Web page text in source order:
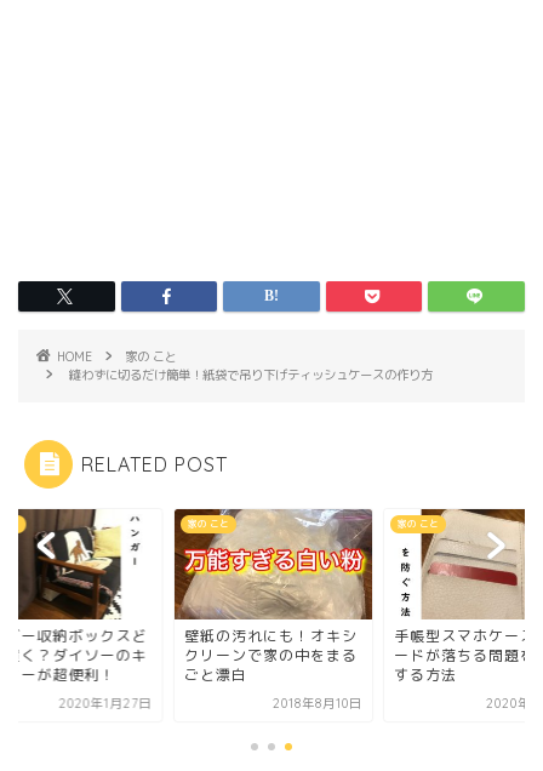
HOME
家の こと
縫わずに切るだけ簡単！紙袋で吊り下げティッシュケースの作り方
RELATED POST
ガー収納ボックスど
置く？ダイソーのキ
ーが超便利！
2020年1月27日
家の こと
壁紙の汚れにも！オキシ
クリーンで家の中をまる
ごと漂白
2018年8月10日
家の こと
手帳型スマホケース
ードが落ちる問題を
する方法
2020年7